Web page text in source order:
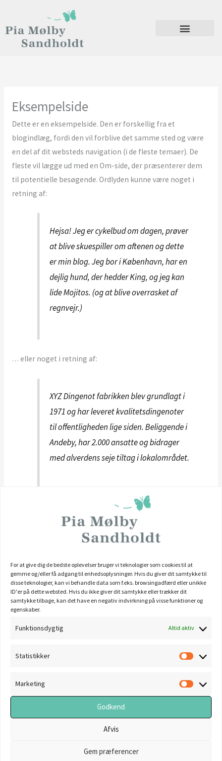
For at give dig de bedste oplevelser bruger vi teknologier som cookies til at
gemme og/eller få adgang til enhedsoplysninger. Hvis du giver dit samtykke til
disse teknologier, kan vi behandle data som f.eks. browsingadfærd eller unikke
ID'er på dette websted. Hvis du ikke giver dit samtykke eller trækker dit
samtykke tilbage, kan det have en negativ indvirkning på visse funktioner og
egenskaber.
Funktionsdygtig Altid aktiv
Statistikker
Marketing
Godkend
Afvis
Gem præferencer
indholdet
Eksempelside
Dette er en eksempelside. Den er forskellig fra et
blogindlæg, fordi den vil forblive det samme sted og være
en del af dit websteds navigation (i de fleste temaer). De
fleste vil lægge ud med en Om-side, der præsenterer dem
til potentielle besøgende. Ordlyden kunne være noget i
retning af:
Hejsa! Jeg er cykelbud om dagen, prøver
at blive skuespiller om aftenen og dette
er min blog. Jeg bor i København, har en
dejlig hund, der hedder King, og jeg kan
lide Mojitos. (og at blive overrasket af
regnvejr.)
… eller noget i retning af:
XYZ Dingenot fabrikken blev grundlagt i
1971 og har leveret kvalitetsdingenoter
til offentligheden lige siden. Beliggende i
Andeby, har 2.000 ansatte og bidrager
med alverdens seje tiltag i lokalområdet.
Som ny WordPress bruger, bør du gå tildit kontrolpanel
at slette denne side og oprette nye sider til dit indhold. God
Hej verden!
Seneste kommentarer